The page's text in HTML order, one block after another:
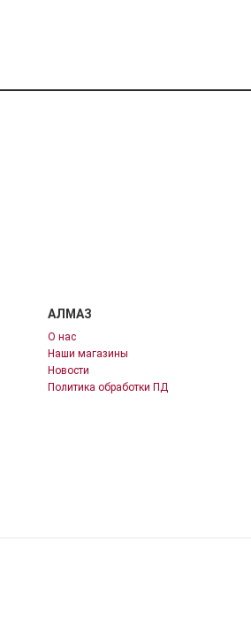
АЛМАЗ
О нас
Наши магазины
Новости
Политика обработки ПД